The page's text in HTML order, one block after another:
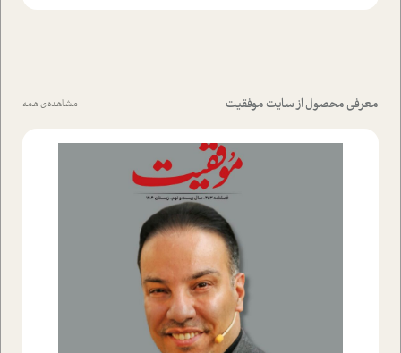
معرفی محصول از سایت موفقیت مشاهده ی همه